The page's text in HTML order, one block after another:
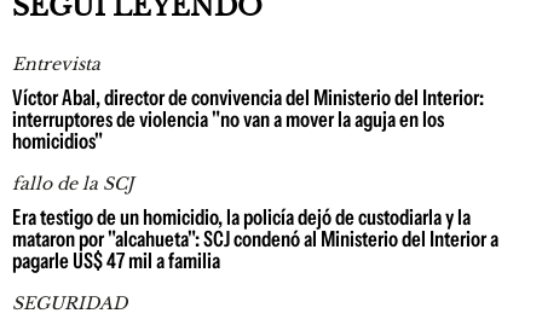
SEGUÍ LEYENDO
Entrevista
Víctor Abal, director de convivencia del Ministerio del Interior:
interruptores de violencia "no van a mover la aguja en los
homicidios"
fallo de la SCJ
Era testigo de un homicidio, la policía dejó de custodiarla y la
mataron por "alcahueta": SCJ condenó al Ministerio del Interior a
pagarle US$ 47 mil a familia
SEGURIDAD